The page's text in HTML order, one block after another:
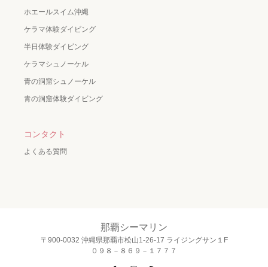
ホエールスイム沖縄
ケラマ体験ダイビング
半日体験ダイビング
ケラマシュノーケル
青の洞窟シュノーケル
青の洞窟体験ダイビング
コンタクト
よくある質問
那覇シーマリン
〒900-0032 沖縄県那覇市松山1-26-17 ライジングサン１F
０９８－８６９－１７７７